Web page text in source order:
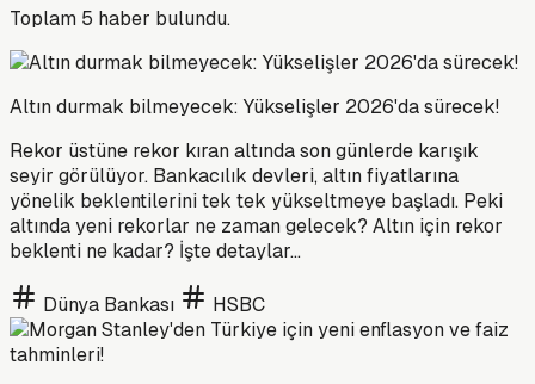
Toplam 5 haber bulundu.
Altın durmak bilmeyecek: Yükselişler 2026'da sürecek!
Rekor üstüne rekor kıran altında son günlerde karışık
seyir görülüyor. Bankacılık devleri, altın fiyatlarına
yönelik beklentilerini tek tek yükseltmeye başladı. Peki
altında yeni rekorlar ne zaman gelecek? Altın için rekor
beklenti ne kadar? İşte detaylar...
Dünya Bankası HSBC